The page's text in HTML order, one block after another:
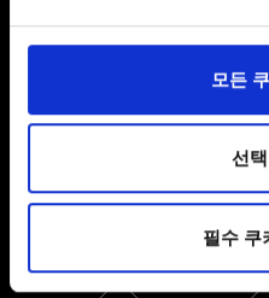
일부 쿠키는 웹 사이트를 정
관련 기술적 피드백을 제공
환경을 개선하기 위해 사용
미디어를 통해 사용자와 소
파악하기 위해 쿠키의 일부
있습니다. 물론, 이처럼 선택
경우에는 사용자의 동의를
모든
선
필수 쿠
한국어